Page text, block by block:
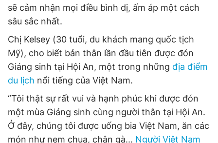
sẽ cảm nhận mọi điều bình dị, ấm áp một cách
sâu sắc nhất.
Chị Kelsey (30 tuổi, du khách mang quốc tịch
Mỹ), cho biết bản thân lần đầu tiên được đón
Giáng sinh tại Hội An, một trong những địa điểm
du lịch nổi tiếng của Việt Nam.
“Tôi thật sự rất vui và hạnh phúc khi được đón
một mùa Giáng sinh cùng người thân tại Hội An.
Ở đây, chúng tôi được uống bia Việt Nam, ăn các
món như nem chua, chân gà... Người Việt Nam